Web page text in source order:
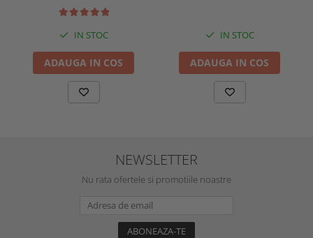
IN STOC
ADAUGA IN COS
IN STOC
ADAUGA IN COS
NEWSLETTER
Nu rata ofertele si promotiile noastre